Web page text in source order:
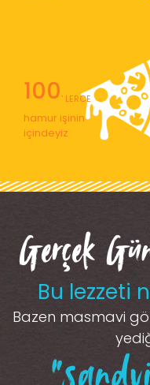
100' LERCE
hamur işinin
içindeyiz
Gerçek
Bu lezzeti
Bazen masmavi